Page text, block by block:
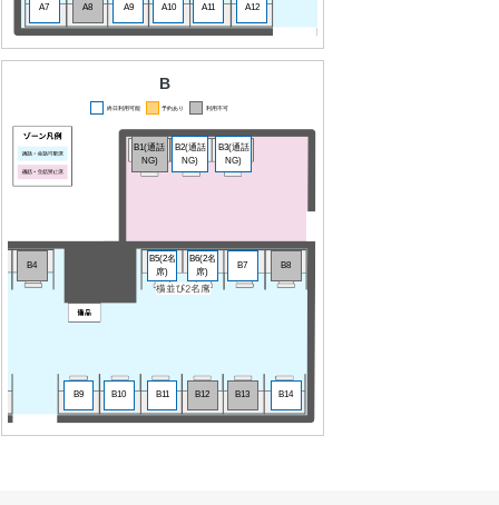
A7 A8 A9 A10 A11 A12
B
終日利用可能 予約あり 利用不可
B1(通話
NG)
B2(通話
NG)
B3(通話
NG)
B4
B5(2名
席)
B6(2名
席)
B7 B8
B9 B10 B11 B12 B13 B14